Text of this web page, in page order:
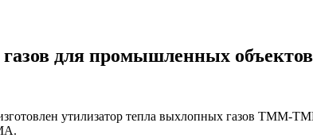
для промышленных объектов
утилизатор тепла выхлопных газов ТММ-